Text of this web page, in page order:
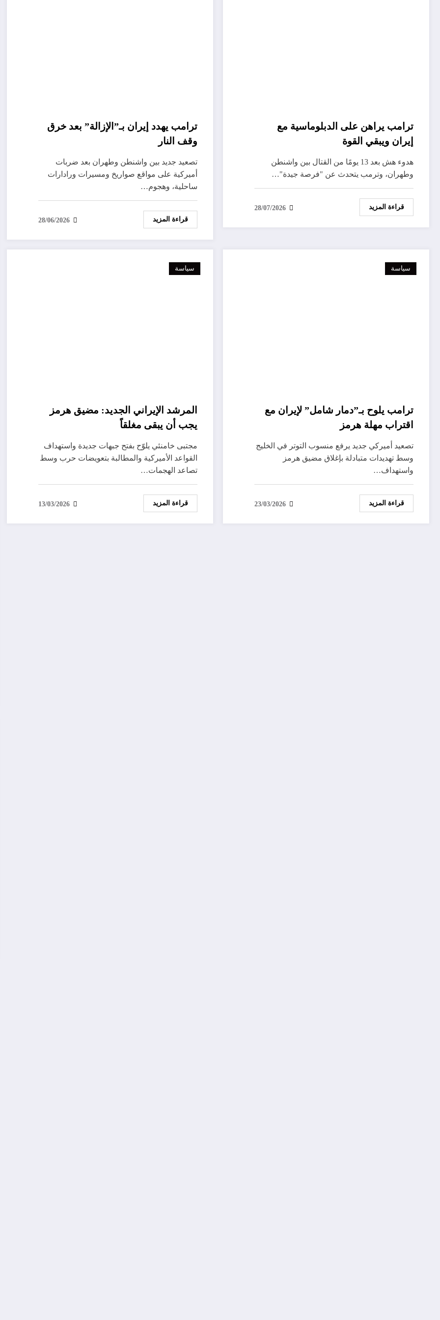
ترامب يراهن على الدبلوماسية مع
إيران ويبقي القوة
هدوء هش بعد 13 يومًا من القتال بين واشنطن
وطهران، وترمب يتحدث عن "فرصة جيدة"…
قراءة المزيد 28/07/2026
ترامب يهدد إيران بـ”الإزالة” بعد خرق
وقف النار
تصعيد جديد بين واشنطن وطهران بعد ضربات
أميركية على مواقع صواريخ ومسيرات ورادارات
ساحلية، وهجوم…
قراءة المزيد 28/06/2026
سياسة
ترامب يلوح بـ”دمار شامل” لإيران مع
اقتراب مهلة هرمز
تصعيد أميركي جديد يرفع منسوب التوتر في الخليج
وسط تهديدات متبادلة بإغلاق مضيق هرمز
واستهداف…
قراءة المزيد 23/03/2026
سياسة
المرشد الإيراني الجديد: مضيق هرمز
يجب أن يبقى مغلقاً
مجتبى خامنئي يلوّح بفتح جبهات جديدة واستهداف
القواعد الأميركية والمطالبة بتعويضات حرب وسط
تصاعد الهجمات…
قراءة المزيد 13/03/2026